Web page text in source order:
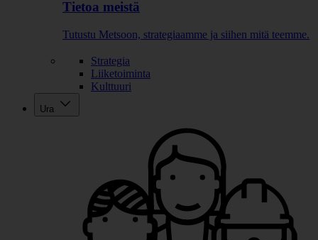
Tietoa meistä
Tutustu Metsoon, strategiaamme ja siihen mitä teemme.
Strategia
Liiketoiminta
Kulttuuri
Ura